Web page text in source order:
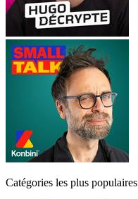
Catégories les plus populaires